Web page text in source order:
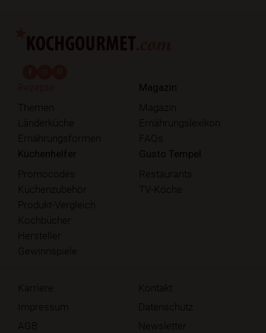
Themen
Länderküche
Ernährungsformen
Magazin
Magazin
Ernährungslexikon
FAQs
Küchenhelfer
Promocodes
Küchenzubehör
Produkt-Vergleich
Kochbücher
Hersteller
Gewinnspiele
Gusto Tempel
Restaurants
TV-Köche
Karriere
Kontakt
Impressum
Datenschutz
AGB
Newsletter